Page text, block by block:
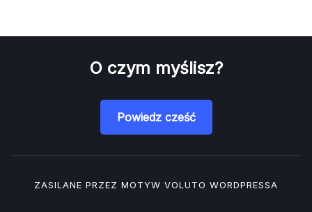
O czym myślisz?
Powiedz cześć
ZASILANE PRZEZ MOTYW VOLUTO WORDPRESSA